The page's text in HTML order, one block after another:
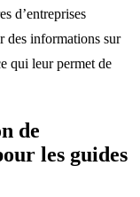
d’entreprises
des informations sur
qui leur permet de
de
les guides